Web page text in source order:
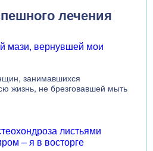
лечения
мази, вернувшей мои
занимавшихся
жизнь, не брезговавшей мыть
листьями
– я в восторге